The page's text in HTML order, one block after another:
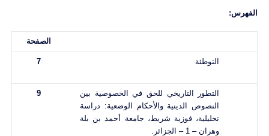
الفهرس:
الصفحة
التوطئة 7
التطور التاريخي للحق في الخصوصية بين
النصوص الدينية والأحكام الوضعية: دراسة
تحليلية، فوزية شريط، جامعة أحمد بن بلة
وهران – 1 – الجزائر.
9